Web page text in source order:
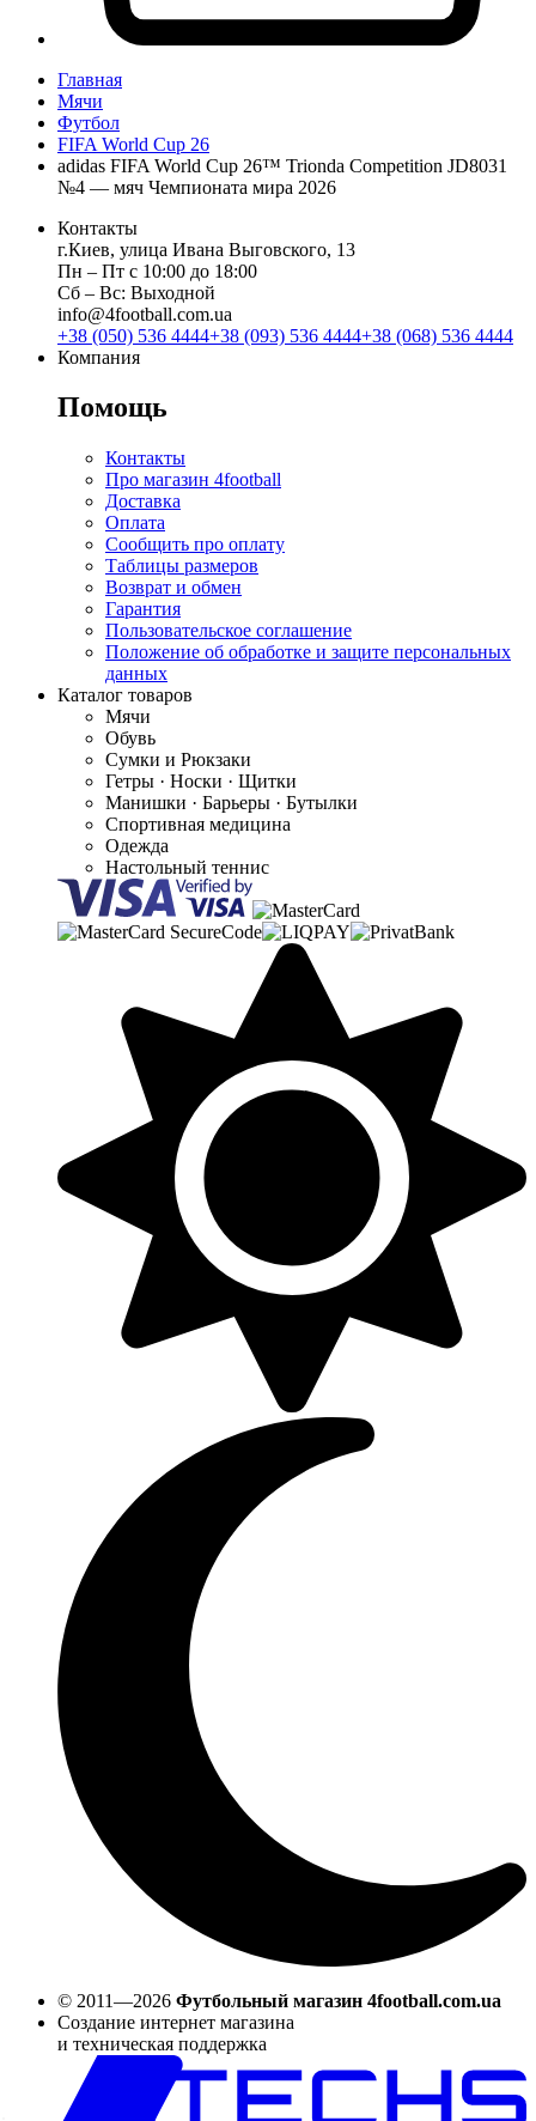
Главная
Мячи
Футбол
FIFA World Cup 26
adidas FIFA World Cup 26™ Trionda Competition JD8031
№4 — мяч Чемпионата мира 2026
Контакты
г.Киев, улица Ивана Выговского, 13
Пн ‒ Пт с 10:00 до 18:00
Сб ‒ Вс: Выходной
info@4football.com.ua
+38 (050) 536 4444+38 (093) 536 4444+38 (068) 536 4444
Компания
Помощь
Контакты
Про магазин 4football
Доставка
Оплата
Сообщить про оплату
Таблицы размеров
Возврат и обмен
Гарантия
Пользовательское соглашение
Положение об обработке и защите персональных
данных
Каталог товаров
Мячи
Обувь
Сумки и Рюкзаки
Гетры · Носки · Щитки
Манишки · Барьеры · Бутылки
Спортивная медицина
Одежда
Настольный теннис
© 2011—2026 Футбольный магазин 4football.com.ua
Создание интернет магазина
и техническая поддержка